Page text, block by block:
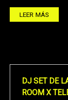
LEER MÁS
DJ SET DE
ROOM X